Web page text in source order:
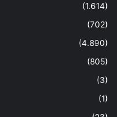
(1.614)
(702)
(4.890)
(805)
(3)
(1)